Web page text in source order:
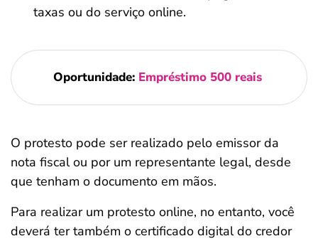
taxas ou do serviço online.
Oportunidade: Empréstimo 500 reais
O protesto pode ser realizado pelo emissor da
nota fiscal ou por um representante legal, desde
que tenham o documento em mãos.
Para realizar um protesto online, no entanto, você
deverá ter também o certificado digital do credor